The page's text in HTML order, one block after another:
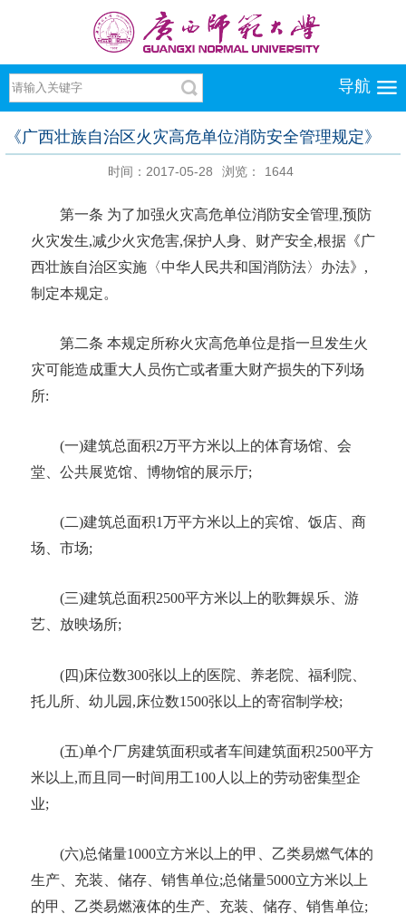
导航
《广西壮族自治区火灾高危单位消防安全管理规定》
时间：2017-05-28 浏览： 1644
第一条 为了加强火灾高危单位消防安全管理,预防
火灾发生,减少火灾危害,保护人身、财产安全,根据《广
西壮族自治区实施〈中华人民共和国消防法〉办法》,
制定本规定。
第二条 本规定所称火灾高危单位是指一旦发生火
灾可能造成重大人员伤亡或者重大财产损失的下列场
所:
(一)建筑总面积2万平方米以上的体育场馆 、会
堂、公共展览馆、博物馆的展示厅;
(二)建筑总面积1万平方米以上的宾馆、饭店、商
场、市场;
(三)建筑总面积2500平方米以上的歌舞娱乐、游
艺、放映场所;
(四)床位数300张以上的医院、 养老院 、福利院、
托儿所 、幼儿园 ,床位数1500张以上的寄宿制学校;
(五)单个厂房建筑面积或者车间建筑面积2500平方
米以上,而且同一时间用工100人以上的劳动密集型企
业;
(六)总储量1000立方米以上的甲、乙类易燃气体的
生产、充装、储存、销售单位;总储量5000立方米以上
的甲、乙类易燃液体的生产、充装、储存、销售单位;